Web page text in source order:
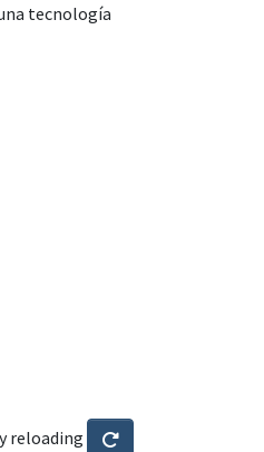
tecnología
reloading